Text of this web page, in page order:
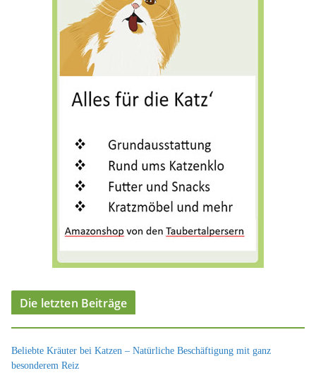
Die letzten Beiträge
Beliebte Kräuter bei Katzen – Natürliche Beschäftigung mit ganz
besonderem Reiz